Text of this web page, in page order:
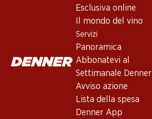
Esclusiva online
Il mondo del vino
Servizi
Panoramica
Abbonatevi al
Settimanale Denner
Avviso azione
Lista della spesa
Denner App
Buono a sapersi